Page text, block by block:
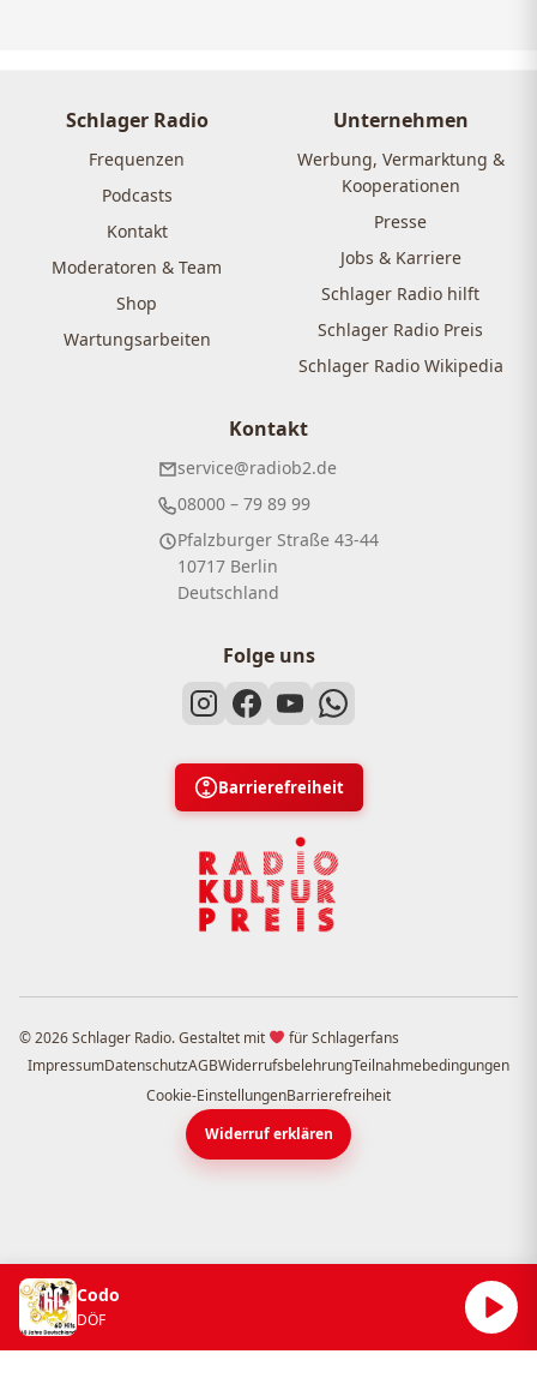
Schlager Radio
Frequenzen
Podcasts
Kontakt
Moderatoren & Team
Shop
Wartungsarbeiten
Unternehmen
Werbung, Vermarktung &
Kooperationen
Presse
Jobs & Karriere
Schlager Radio hilft
Schlager Radio Preis
Schlager Radio Wikipedia
Kontakt
service@radiob2.de
08000 – 79 89 99
Pfalzburger Straße 43-44
10717 Berlin
Deutschland
Folge uns
Barrierefreiheit
© 2026 Schlager Radio. Gestaltet mit
für Schlagerfans
ImpressumDatenschutzAGBWiderrufsbelehrungTeilnahmebedingungen
Cookie-EinstellungenBarrierefreiheit
Widerruf erklären
Codo
DÖF